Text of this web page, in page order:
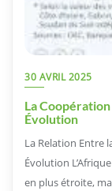
30 AVRIL 2025
La
Évolution
La Relation Entre
Évolution
en plus étroite,